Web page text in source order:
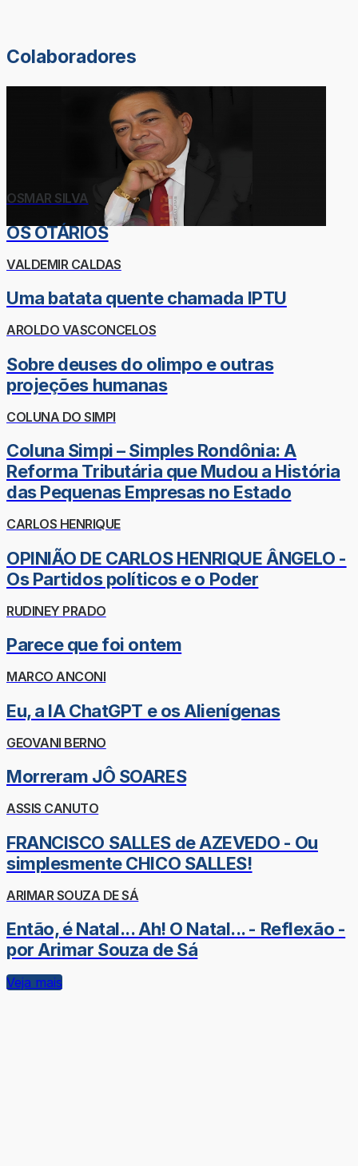
Colaboradores
OSMAR SILVA
OS OTÁRIOS
VALDEMIR CALDAS
Uma batata quente chamada IPTU
AROLDO VASCONCELOS
Sobre deuses do olimpo e outras
projeções humanas
COLUNA DO SIMPI
Coluna Simpi – Simples Rondônia: A
Reforma Tributária que Mudou a História
das Pequenas Empresas no Estado
CARLOS HENRIQUE
OPINIÃO DE CARLOS HENRIQUE ÂNGELO -
Os Partidos políticos e o Poder
RUDINEY PRADO
Parece que foi ontem
MARCO ANCONI
Eu, a IA ChatGPT e os Alienígenas
GEOVANI BERNO
Morreram JÔ SOARES
ASSIS CANUTO
FRANCISCO SALLES de AZEVEDO - Ou
simplesmente CHICO SALLES!
ARIMAR SOUZA DE SÁ
Então, é Natal... Ah! O Natal... - Reflexão -
por Arimar Souza de Sá
Veja mais